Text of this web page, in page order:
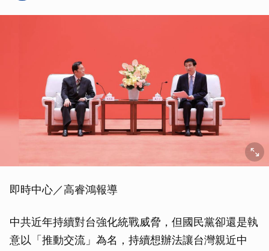
即時中心／高睿鴻報導
中共近年持續對台強化統戰威脅，但國民黨卻還是執
意以「推動交流」為名，持續想辦法讓台灣親近中